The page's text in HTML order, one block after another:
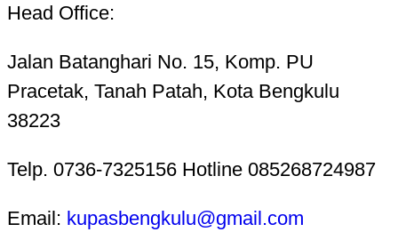
Head Office:
Jalan Batanghari No. 15, Komp. PU
Pracetak, Tanah Patah, Kota Bengkulu
38223
Telp. 0736-7325156 Hotline 085268724987
Email: kupasbengkulu@gmail.com